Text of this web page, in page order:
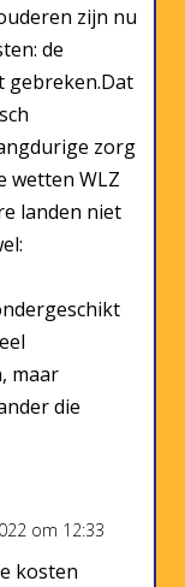
zijn nu
de
gebreken.Dat
zorg
wetten WLZ
landen niet
maar
die
om 12:33
kosten